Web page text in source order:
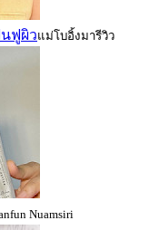
นฟูผิวแม่โบอิ้งมารีวิว
Nuamsiri